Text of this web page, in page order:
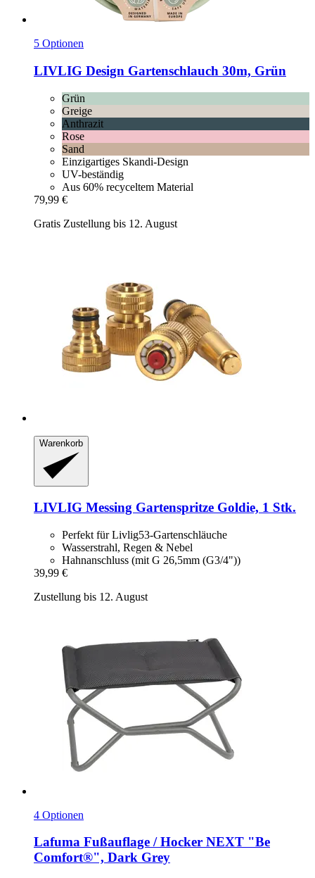
5 Optionen
LIVLIG Design Gartenschlauch 30m, Grün
Grün
Greige
Anthrazit
Rose
Sand
Einzigartiges Skandi-Design
UV-beständig
Aus 60% recyceltem Material
79,99 €
Gratis Zustellung bis 12. August
Warenkorb
LIVLIG Messing Gartenspritze Goldie, 1 Stk.
Perfekt für Livlig53-Gartenschläuche
Wasserstrahl, Regen & Nebel
Hahnanschluss (mit G 26,5mm (G3/4"))
39,99 €
Zustellung bis 12. August
4 Optionen
Lafuma Fußauflage / Hocker NEXT "Be
Comfort®", Dark Grey